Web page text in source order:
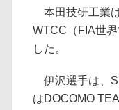
本田技研工業
WTCC（FIA世
した。
伊沢選手は、
はDOCOMO